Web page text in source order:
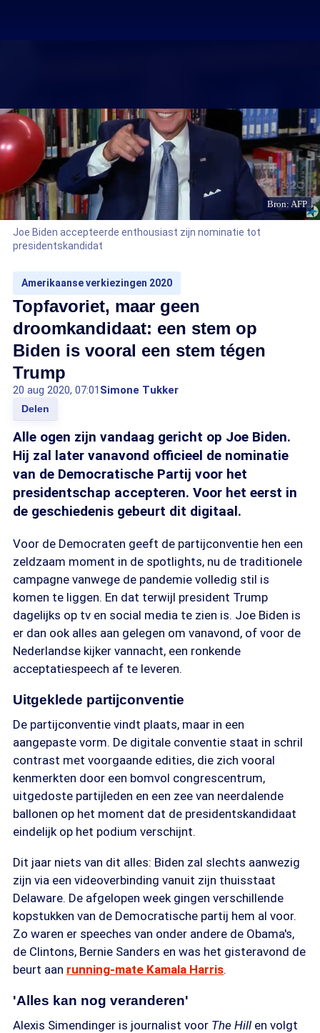
Bron: AFP
Joe Biden accepteerde enthousiast zijn nominatie tot
presidentskandidat
Amerikaanse verkiezingen 2020
Topfavoriet, maar geen
droomkandidaat: een stem op
Biden is vooral een stem tégen
Trump
20 aug 2020, 07:01 Simone Tukker
Delen
Alle ogen zijn vandaag gericht op Joe Biden.
Hij zal later vanavond officieel de nominatie
van de Democratische Partij voor het
presidentschap accepteren. Voor het eerst in
de geschiedenis gebeurt dit digitaal.
Voor de Democraten geeft de partijconventie hen een
zeldzaam moment in de spotlights, nu de traditionele
campagne vanwege de pandemie volledig stil is
komen te liggen. En dat terwijl president Trump
dagelijks op tv en social media te zien is. Joe Biden is
er dan ook alles aan gelegen om vanavond, of voor de
Nederlandse kijker vannacht, een ronkende
acceptatiespeech af te leveren.
Uitgeklede partijconventie
De partijconventie vindt plaats, maar in een
aangepaste vorm. De digitale conventie staat in schril
contrast met voorgaande edities, die zich vooral
kenmerkten door een bomvol congrescentrum,
uitgedoste partijleden en een zee van neerdalende
ballonen op het moment dat de presidentskandidaat
eindelijk op het podium verschijnt.
Dit jaar niets van dit alles: Biden zal slechts aanwezig
zijn via een videoverbinding vanuit zijn thuisstaat
Delaware. De afgelopen week gingen verschillende
kopstukken van de Democratische partij hem al voor.
Zo waren er speeches van onder andere de Obama's,
de Clintons, Bernie Sanders en was het gisteravond de
beurt aan running-mate Kamala Harris.
'Alles kan nog veranderen'
Alexis Simendinger is journalist voor The Hill en volgt